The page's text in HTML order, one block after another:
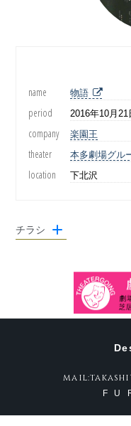
name 物語
period 2016年10月
company 楽園王
theater 本多劇場グル
location 下北沢
チラシ